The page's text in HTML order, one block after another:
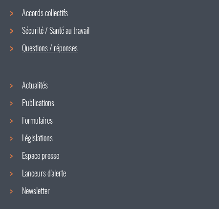
Menu
de
navigation
Accords collectifs
Sécurité / Santé au travail
Questions / réponses
Actualités
Publications
Formulaires
Législations
Espace presse
Lanceurs d'alerte
Newsletter